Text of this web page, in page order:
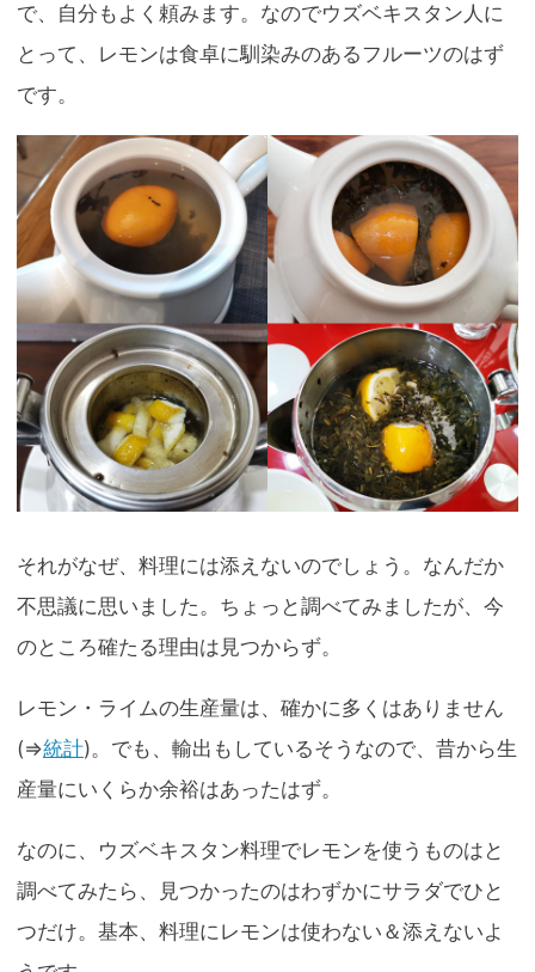
で、自分もよく頼みます。なのでウズベキスタン人に
とって、レモンは食卓に馴染みのあるフルーツのはず
です。
それがなぜ、料理には添えないのでしょう。なんだか
不思議に思いました。ちょっと調べてみましたが、今
のところ確たる理由は見つからず。
レモン・ライムの生産量は、確かに多くはありません
(⇒統計)。でも、輸出もしているそうなので、昔から生
産量にいくらか余裕はあったはず。
なのに、ウズベキスタン料理でレモンを使うものはと
調べてみたら、見つかったのはわずかにサラダでひと
つだけ。基本、料理にレモンは使わない＆添えないよ